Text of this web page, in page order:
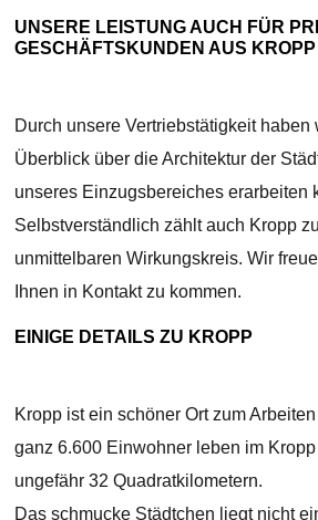
UNSERE LEISTUNG AUCH FÜR
GESCHÄFTSKUNDEN AUS KROPP
Durch unsere Vertriebstätigkeit haben
Überblick über die Architektur der
unseres Einzugsbereiches erarbeiten
Selbstverständlich zählt auch Kropp
unmittelbaren Wirkungskreis. Wir
Ihnen in Kontakt zu kommen.
EINIGE DETAILS ZU KROPP
Kropp ist ein schöner Ort zum
ganz 6.600 Einwohner leben im
ungefähr 32 Quadratkilometern.
Das schmucke Städtchen liegt nicht